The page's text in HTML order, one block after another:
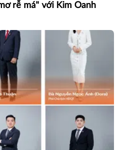
rễ má" với Kim Oanh